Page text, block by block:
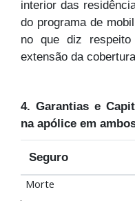
interior das
do programa de
no que diz
extensão da
4. Garantias e
na apólice em
Seguro
Morte